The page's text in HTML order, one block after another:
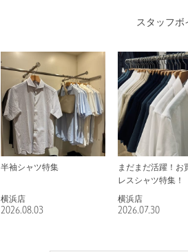
スタッフボ
半袖シャツ特集
横浜店
2026.08.03
まだまだ活躍！お
レスシャツ特集！
横浜店
2026.07.30